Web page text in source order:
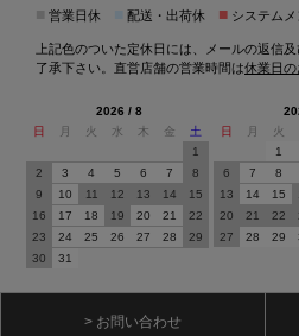
営業日休 配送・出荷休 ■ システム
上記色のついた定休日には、メールの返信
了承下さい。直営店舗の営業時間は休業日
2026 / 8
日
月 火 水 木 金
土
1
2
3 4 5 6 7
8
9
10 11 12 13 14
15
16
17 18 19 20 21
22
23
24 25 26 27 28
29
30
31
日
月 火
1
6
7 8
13
14 15
20
21 22
27
28 29
> お問い合わせ